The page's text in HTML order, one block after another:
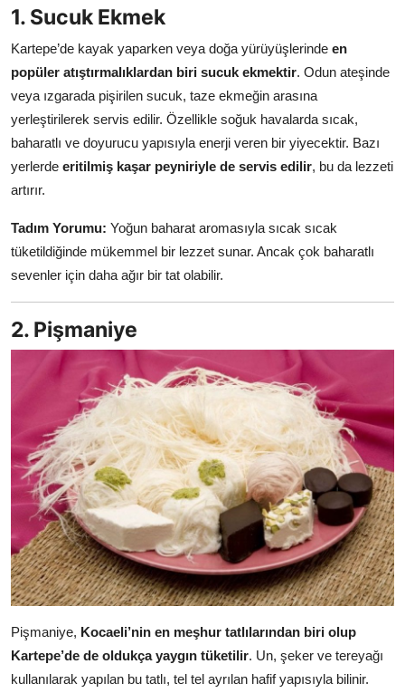
Anne & Bebek Beslenmesi
Mutfak Sırları & Teknikler
Gıda Sözlüğü & Nedir?
Yemek Tarifleri & Menüler
1. Sucuk Ekmek
Kartepe’de kayak yaparken veya doğa yürüyüşlerinde en
popüler atıştırmalıklardan biri sucuk ekmektir. Odun ateşinde
veya ızgarada pişirilen sucuk, taze ekmeğin arasına
yerleştirilerek servis edilir. Özellikle soğuk havalarda sıcak,
baharatlı ve doyurucu yapısıyla enerji veren bir yiyecektir. Bazı
yerlerde eritilmiş kaşar peyniriyle de servis edilir, bu da lezzeti
artırır.
Tadım Yorumu: Yoğun baharat aromasıyla sıcak sıcak
tüketildiğinde mükemmel bir lezzet sunar. Ancak çok baharatlı
sevenler için daha ağır bir tat olabilir.
2. Pişmaniye
Pişmaniye, Kocaeli’nin en meşhur tatlılarından biri olup
Kartepe’de de oldukça yaygın tüketilir. Un, şeker ve tereyağı
kullanılarak yapılan bu tatlı, tel tel ayrılan hafif yapısıyla bilinir.